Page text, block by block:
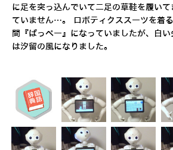
に足を突っ込んでいて二足の草鞋を履い
ていません…。 ロボティクススーツを着
間『ぱっぺー』になっていましたが、白
は汐留の風になりました。